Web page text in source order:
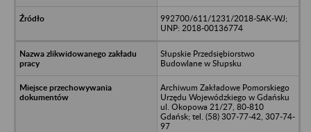
992700/611/1231/2018-SAK-WJ;
UNP: 2018-00136774
Słupskie Przedsiębiorstwo
Budowlane w Słupsku
Archiwum Zakładowe Pomorskiego
Urzędu Wojewódzkiego w Gdańsku
ul. Okopowa 21/27, 80-810
Gdańsk; tel. (58) 307-77-42, 307-74-
97